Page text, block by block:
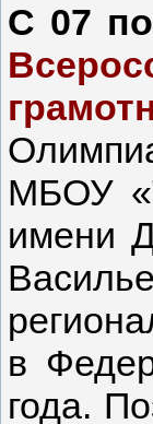
С 07
МБОУ
имени
в
года.